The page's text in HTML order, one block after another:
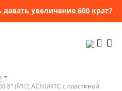
увеличение 600 крат?
8" (f/10) ACF/UHTC с пластиной